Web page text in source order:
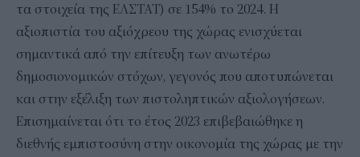
τα στοιχεία της ΕΛΣΤΑΤ) σε 154% το 2024. Η
αξιοπιστία του αξιόχρεου της χώρας ενισχύεται
σημαντικά από την επίτευξη των ανωτέρω
δημοσιονομικών στόχων, γεγονός που αποτυπώνεται
και στην εξέλιξη των πιστοληπτικών αξιολογήσεων.
Επισημαίνεται ότι το έτος 2023 επιβεβαιώθηκε η
διεθνής εμπιστοσύνη στην οικονομία της χώρας με την